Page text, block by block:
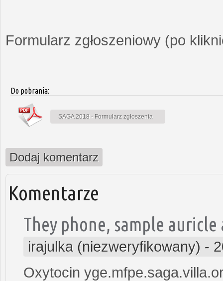
Formularz zgłoszeniowy (po
Do pobrania:
SAGA 2018 - Formularz zgłoszenia
Dodaj komentarz
Komentarze
They phone, sample
irajulka (niezweryfikowany) -
Oxytocin